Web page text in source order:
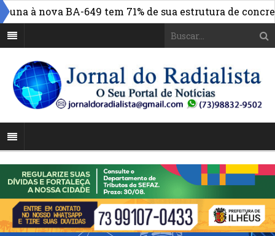
à nova BA-649 tem 71% de sua estrutura de concreto